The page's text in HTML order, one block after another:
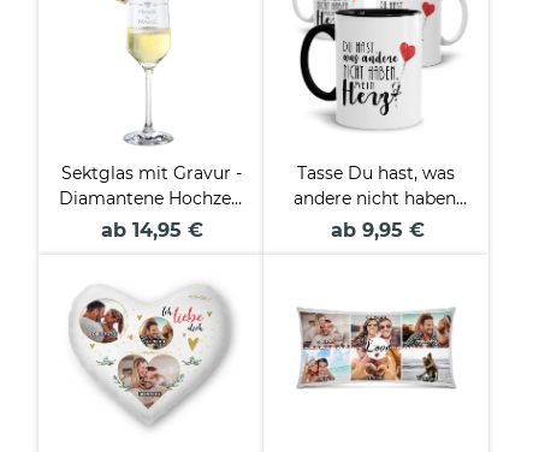
Sektglas mit Gravur -
Diamantene Hochzeit
- 60. Hochzeitstag -
ab 14,95 €
Tasse Du hast, was
andere nicht haben,
mein Herz
ab 9,95 €